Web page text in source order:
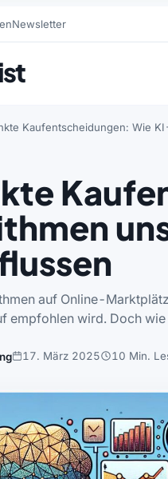
Newsletter
Kaufentscheidungen: Wie
auf Online-
empfohlen wird. Doch
17. März 2025 10 Min.